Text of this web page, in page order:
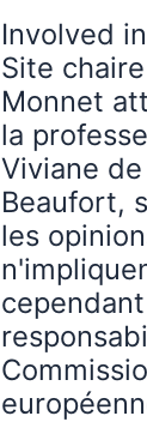
Involved
Site
Monnet
la
Viviane de
Beaufort,
les